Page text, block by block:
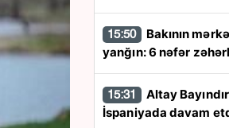
15:50
yanğın: 6 nəfər
15:31
İspaniyada davam